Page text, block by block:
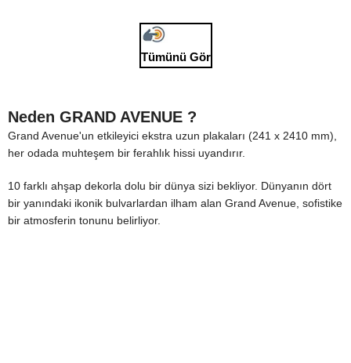
Tümünü Gör
Neden GRAND AVENUE ?
Grand Avenue'un etkileyici ekstra uzun plakaları (241 x 2410 mm),
her odada muhteşem bir ferahlık hissi uyandırır.
10 farklı ahşap dekorla dolu bir dünya sizi bekliyor. Dünyanın dört
bir yanındaki ikonik bulvarlardan ilham alan Grand Avenue, sofistike
bir atmosferin tonunu belirliyor.